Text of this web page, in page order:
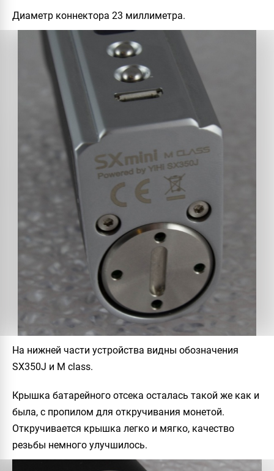
Диаметр коннектора 23 миллиметра.
На нижней части устройства видны обозначения
SX350J и M class.
Крышка батарейного отсека осталась такой же как и
была, с пропилом для откручивания монетой.
Откручивается крышка легко и мягко, качество
резьбы немного улучшилось.